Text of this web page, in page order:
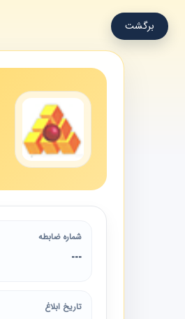
برگشت
شماره ضابطه
---
تاریخ ابلاغ